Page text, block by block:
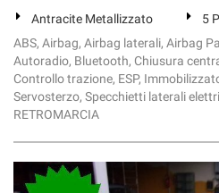
Antracite Metallizzato
5
ABS, Airbag, Airbag laterali, Airbag
Autoradio, Bluetooth, Chiusura
Controllo trazione, ESP,
Servosterzo, Specchietti laterali
RETROMARCIA